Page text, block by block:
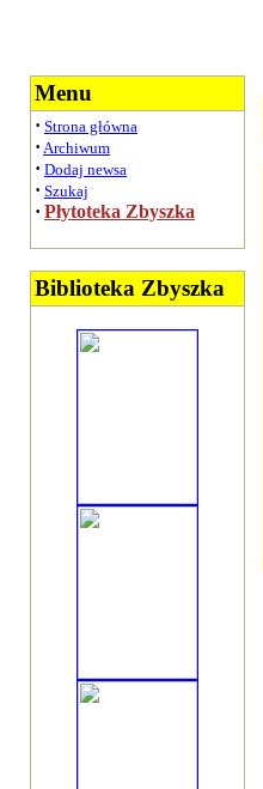
Menu
· Strona główna
· Archiwum
· Dodaj newsa
· Szukaj
· Płytoteka Zbyszka
Biblioteka Zbyszka